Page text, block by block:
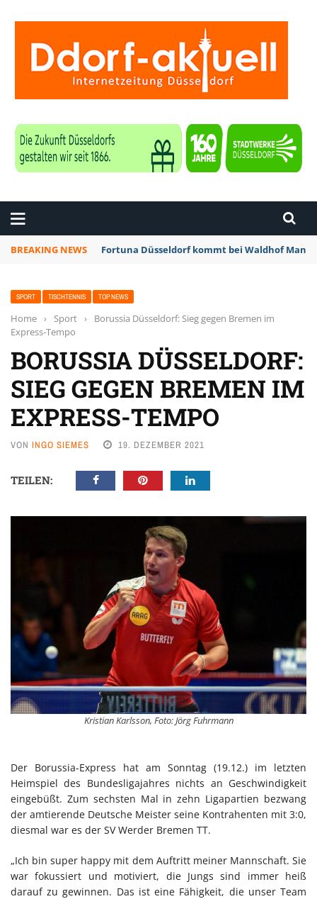
BREAKING NEWS Fortuna Düsseldorf kommt bei Waldhof
SPORT TISCHTENNIS TOP NEWS
Home › Sport ›
Borussia Düsseldorf: Sieg gegen Bremen im
Express-Tempo
BORUSSIA DÜSSELDORF:
SIEG GEGEN BREMEN IM
EXPRESS-TEMPO
VON INGO SIEMES 19. DEZEMBER 2021
TEILEN:
Kristian Karlsson, Foto: Jörg Fuhrmann
Der Borussia-Express hat am Sonntag (19.12.) im letzten
Heimspiel des Bundesligajahres nichts an Geschwindigkeit
eingebüßt. Zum sechsten Mal in zehn Ligapartien bezwang
der amtierende Deutsche Meister seine Kontrahenten mit 3:0,
diesmal war es der SV Werder Bremen TT.
„Ich bin super happy mit dem Auftritt meiner Mannschaft. Sie
war fokussiert und motiviert, die Jungs sind immer heiß
darauf zu gewinnen. Das ist eine Fähigkeit, die unser Team